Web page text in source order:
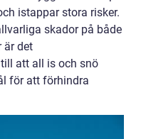
istappar stora risker.
skador på både
är det
att all is och snö
för att förhindra